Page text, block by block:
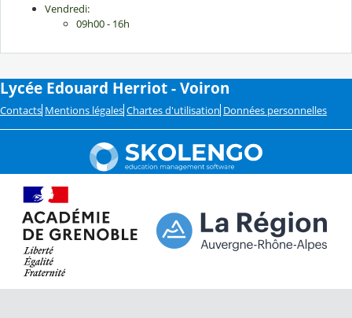
Vendredi:
09h00 - 16h
Lycée Edouard Herriot - Voiron
Contacts Mentions légales Chartes d'utilisation Données personnelles